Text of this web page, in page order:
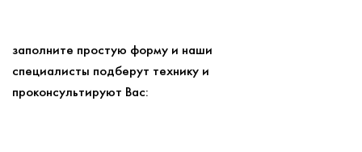
заполните простую форму и наши
специалисты подберут технику и
проконсультируют Вас: